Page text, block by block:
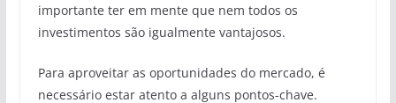
importante ter em mente que nem todos os
investimentos são igualmente vantajosos.
Para aproveitar as oportunidades do mercado, é
necessário estar atento a alguns pontos-chave.